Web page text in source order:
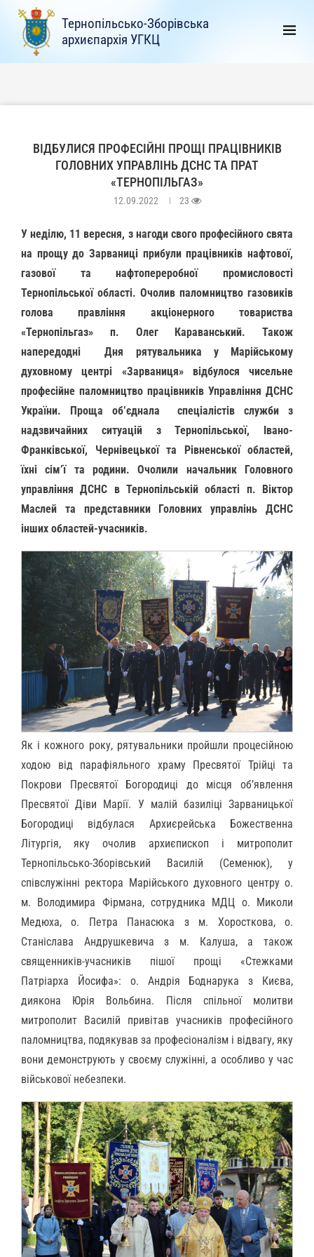
Тернопільсько-Зборівська
архиєпархія УГКЦ
ВІДБУЛИСЯ ПРОФЕСІЙНІ ПРОЩІ ПРАЦІВНИКІВ
ГОЛОВНИХ УПРАВЛІНЬ ДСНС ТА ПРАТ
«ТЕРНОПІЛЬГАЗ»
12.09.2022 23
У неділю, 11 вересня, з нагоди свого професійного свята
на прощу до Зарваниці прибули працівників нафтової,
газової та нафтопереробної промисловості
Тернопільської області. Очолив паломництво газовиків
голова правління акціонерного товариства
«Тернопільгаз» п. Олег Караванський. Також
напередодні Дня рятувальника у Марійському
духовному центрі «Зарваниця» відбулося чисельне
професійне паломництво працівників Управління ДСНС
України. Проща об’єднала спеціалістів служби з
надзвичайних ситуацій з Тернопільської, Івано-
Франківської, Чернівецької та Рівненської областей,
їхні сім’ї та родини. Очолили начальник Головного
управління ДСНС в Тернопільській області п. Віктор
Маслей та представники Головних управлінь ДСНС
інших областей-учасників.
Як і кожного року, рятувальники пройшли процесійною
ходою від парафіяльного храму Пресвятої Трійці та
Покрови Пресвятої Богородиці до місця об’явлення
Пресвятої Діви Марії. У малій базиліці Зарваницької
Богородиці відбулася Архиєрейська Божественна
Літургія, яку очолив архиєпископ і митрополит
Тернопільсько-Зборівський Василій (Семенюк), у
співслужінні ректора Марійського духовного центру о.
м. Володимира Фірмана, сотрудника МДЦ о. Миколи
Медюха, о. Петра Панасюка з м. Хоросткова, о.
Станіслава Андрушкевича з м. Калуша, а також
священників-учасників пішої прощі «Стежками
Патріарха Йосифа»: о. Андрія Боднарука з Києва,
диякона Юрія Вольбина. Після спільної молитви
митрополит Василій привітав учасників професійного
паломництва, подякував за професіоналізм і відвагу, яку
вони демонструють у своєму служінні, а особливо у час
військової небезпеки.